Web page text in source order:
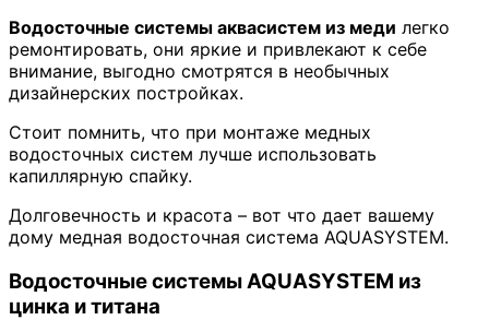
Водосточные системы аквасистем из меди легко
ремонтировать, они яркие и привлекают к себе
внимание, выгодно смотрятся в необычных
дизайнерских постройках.
Стоит помнить, что при монтаже медных
водосточных систем лучше использовать
капиллярную спайку.
Долговечность и красота – вот что дает вашему
дому медная водосточная система AQUASYSTEM.
Водосточные системы AQUASYSTEM из
цинка и титана